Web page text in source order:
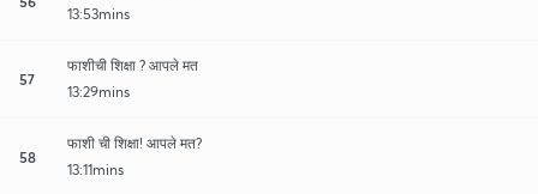
13:53mins
57
फाशीची शिक्षा ? आपले मत
13:29mins
58
फाशी ची शिक्षा! आपले मत?
13:11mins